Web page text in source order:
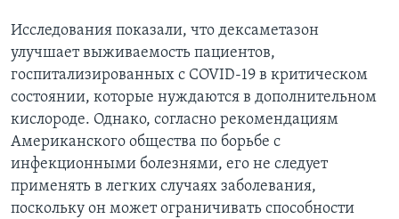
Исследования показали, что дексаметазон
улучшает выживаемость пациентов,
госпитализированных с COVID-19 в критическом
состоянии, которые нуждаются в дополнительном
кислороде. Однако, согласно рекомендациям
Американского общества по борьбе с
инфекционными болезнями, его не следует
применять в легких случаях заболевания,
поскольку он может ограничивать способности